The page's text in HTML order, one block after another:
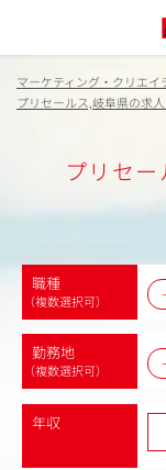
マーケティング・クリエイ
プリセールス,岐阜県の求
プリセ
職種
（複数選択可）
勤務地
（複数選択可）
年収